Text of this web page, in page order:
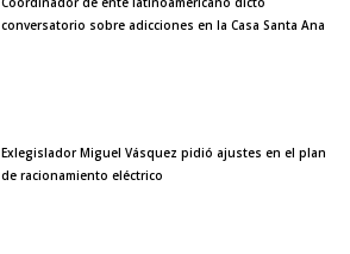
conversatorio sobre adicciones en la Casa Santa Ana
Exlegislador Miguel Vásquez pidió ajustes en el plan
de racionamiento eléctrico